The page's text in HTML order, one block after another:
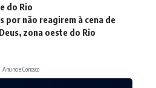
do Rio
por não reagirem à cena de
zona oeste do Rio
Anuncie Conosco